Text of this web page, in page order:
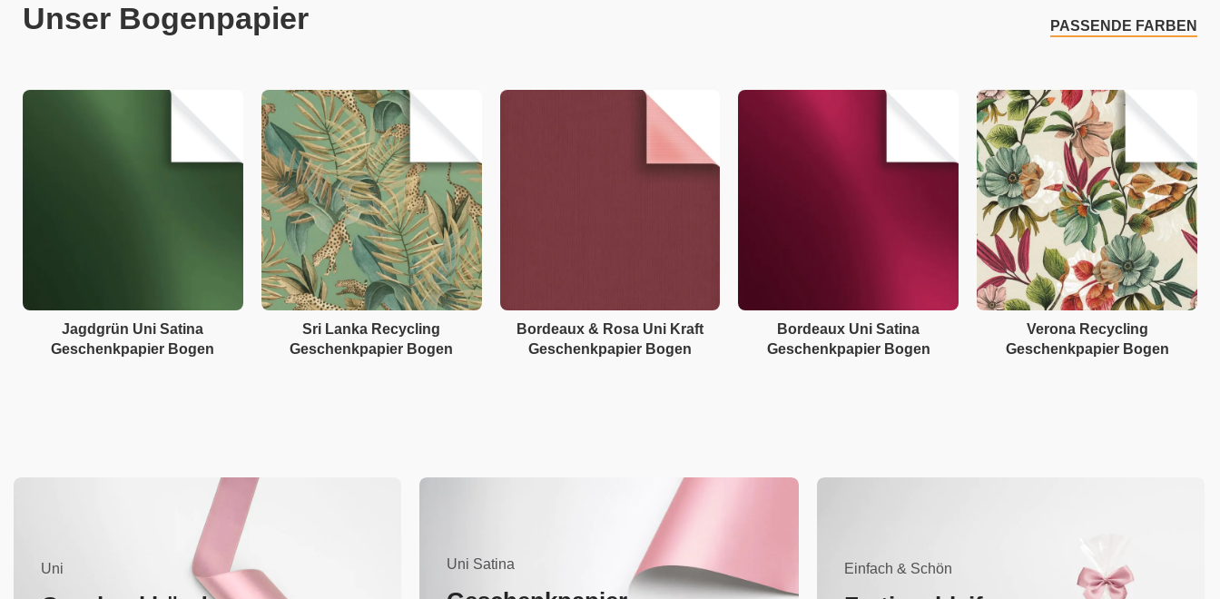
Unser Bogenpapier PASSENDE FARBEN
Jagdgrün Uni Satina
Geschenkpapier Bogen
Sri Lanka Recycling
Geschenkpapier Bogen
Bordeaux & Rosa Uni Kraft
Geschenkpapier Bogen
Bordeaux Uni Satina
Geschenkpapier Bogen
Verona Recycling
Geschenkpapier Bogen
Uni Uni Satina Einfach & Schön